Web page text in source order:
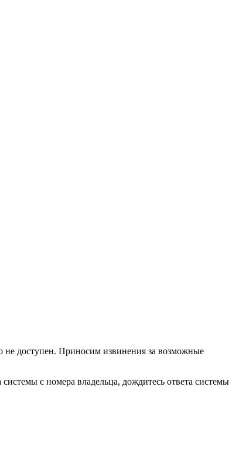
не доступен. Приносим извинения за возможные
с номера владельца, дождитесь ответа системы